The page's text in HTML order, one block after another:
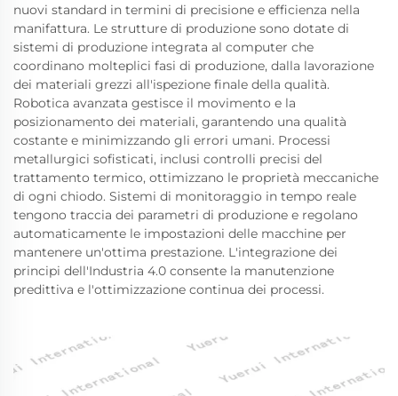
nuovi standard in termini di precisione e efficienza nella
manifattura. Le strutture di produzione sono dotate di
sistemi di produzione integrata al computer che
coordinano molteplici fasi di produzione, dalla lavorazione
dei materiali grezzi all'ispezione finale della qualità.
Robotica avanzata gestisce il movimento e la
posizionamento dei materiali, garantendo una qualità
costante e minimizzando gli errori umani. Processi
metallurgici sofisticati, inclusi controlli precisi del
trattamento termico, ottimizzano le proprietà meccaniche
di ogni chiodo. Sistemi di monitoraggio in tempo reale
tengono traccia dei parametri di produzione e regolano
automaticamente le impostazioni delle macchine per
mantenere un'ottima prestazione. L'integrazione dei
principi dell'Industria 4.0 consente la manutenzione
predittiva e l'ottimizzazione continua dei processi.